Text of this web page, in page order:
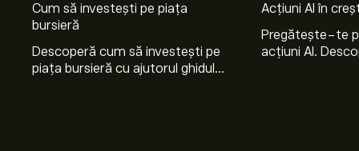
Cum să investești pe piața
bursieră
Descoperă cum să investești pe
piața bursieră cu ajutorul ghidului
Acțiuni AI în
Pregătește-te
acțiuni AI.
Prețul actual al acțiunilor FLG este 13.95‎$‎.